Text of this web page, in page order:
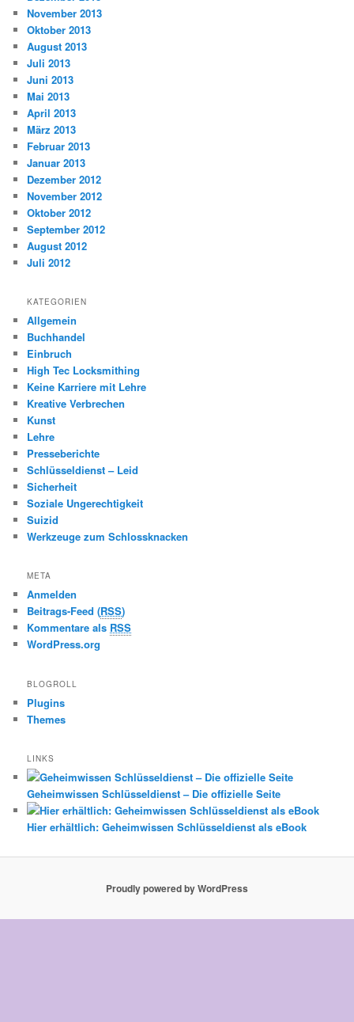
November 2013
Oktober 2013
August 2013
Juli 2013
Juni 2013
Mai 2013
April 2013
März 2013
Februar 2013
Januar 2013
Dezember 2012
November 2012
Oktober 2012
September 2012
August 2012
Juli 2012
KATEGORIEN
Allgemein
Buchhandel
Einbruch
High Tec Locksmithing
Keine Karriere mit Lehre
Kreative Verbrechen
Kunst
Lehre
Presseberichte
Schlüsseldienst – Leid
Sicherheit
Soziale Ungerechtigkeit
Suizid
Werkzeuge zum Schlossknacken
META
Anmelden
Beitrags-Feed (RSS)
Kommentare als RSS
WordPress.org
BLOGROLL
Plugins
Themes
LINKS
Geheimwissen Schlüsseldienst – Die offizielle Seite
Hier erhältlich: Geheimwissen Schlüsseldienst als eBook
Proudly powered by WordPress